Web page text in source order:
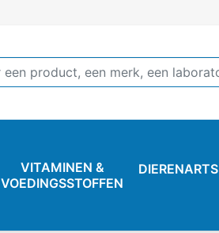
VITAMINEN &
VOEDINGSSTOFFEN
DIERENARTS